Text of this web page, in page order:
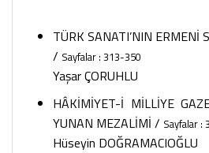
TÜRK SANATI’NIN ERMENİ
/ Sayfalar : 313-350
Yaşar ÇORUHLU
HÂKİMİYET-İ MİLLİYE
YUNAN MEZALİMİ / Sayfalar :
Hüseyin DOĞRAMACIOĞLU